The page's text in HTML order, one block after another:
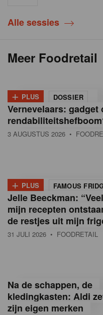
Alle sessies
Meer Foodretail
+ PLUS DOSSIER
Vernevelaars: gadget
3 AUGUSTUS 2026 •
+ PLUS FAMOUS
Jelle Beeckman:
mijn recepten
de restjes uit mijn
31 JULI 2026 • FOODRETAIL
Na de schappen, de
kledingkasten: Aldi
zijn eigen merken